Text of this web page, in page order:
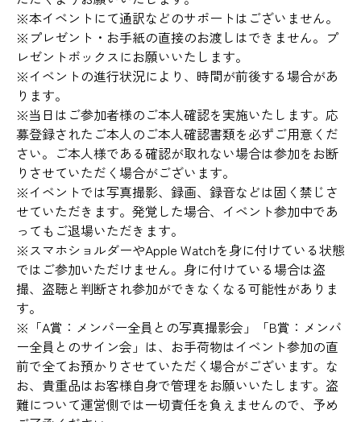
※本イベントにて通訳などのサポートはございません。
※プレゼント・お手紙の直接のお渡しはできません。プ
レゼントボックスにお願いいたします。
※イベントの進行状況により、時間が前後する場合があ
ります。
※当日はご参加者様のご本人確認を実施いたします。応
募登録されたご本人のご本人確認書類を必ずご用意くだ
さい。ご本人様である確認が取れない場合は参加をお断
りさせていただく場合がございます。
※イベントでは写真撮影、録画、録音などは固く禁じさ
せていただきます。発覚した場合、イベント参加中であ
ってもご退場いただきます。
※スマホショルダーやApple Watchを身に付けている状態
ではご参加いただけません。身に付けている場合は盗
撮、盗聴と判断され参加ができなくなる可能性がありま
す。
※「A賞：メンバー全員との写真撮影会」「B賞：メンバ
ー全員とのサイン会」は、お手荷物はイベント参加の直
前で全てお預かりさせていただく場合がございます。な
お、貴重品はお客様自身で管理をお願いいたします。盗
難について運営側では一切責任を負えませんので、予め